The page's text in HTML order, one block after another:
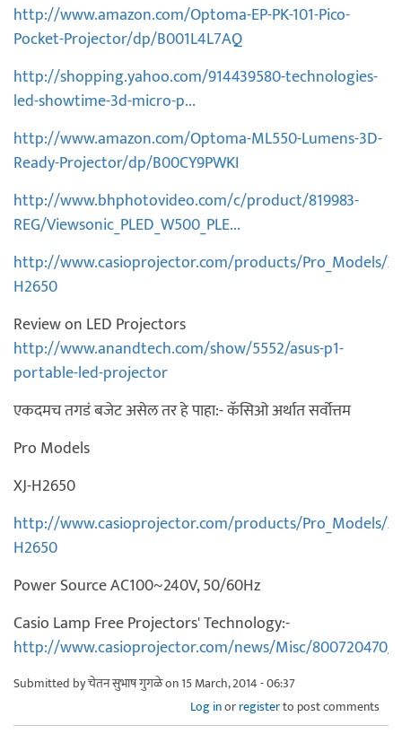
http://www.amazon.com/Optoma-EP-PK-101-Pico-
Pocket-Projector/dp/B001L4L7AQ
http://shopping.yahoo.com/914439580-technologies-
led-showtime-3d-micro-p...
http://www.amazon.com/Optoma-ML550-Lumens-3D-
Ready-Projector/dp/B00CY9PWKI
http://www.bhphotovideo.com/c/product/819983-
REG/Viewsonic_PLED_W500_PLE...
http://www.casioprojector.com/products/Pro_Models/
H2650
Review on LED Projectors
http://www.anandtech.com/show/5552/asus-p1-
portable-led-projector
एकदमच तगडं बजेट असेल तर हे पाहा:- कॅसिओ अर्थात सर्वोत्तम
Pro Models
XJ-H2650
http://www.casioprojector.com/products/Pro_Models/
H2650
Power Source AC100~240V, 50/60Hz
Casio Lamp Free Projectors' Technology:-
http://www.casioprojector.com/news/Misc/800720470/
Submitted byचेतन सुभाष गुगळेon 15 March, 2014 - 06:37
Log inorregisterto post comments